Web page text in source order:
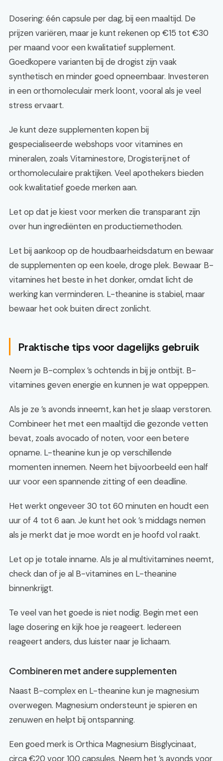
Dosering: één capsule per dag, bij een maaltijd. De
prijzen variëren, maar je kunt rekenen op €15 tot €30
per maand voor een kwalitatief supplement.
Goedkopere varianten bij de drogist zijn vaak
synthetisch en minder goed opneembaar. Investeren
in een orthomoleculair merk loont, vooral als je veel
stress ervaart.
Je kunt deze supplementen kopen bij
gespecialiseerde webshops voor vitamines en
mineralen, zoals Vitaminestore, Drogisterij.net of
orthomoleculaire praktijken. Veel apothekers bieden
ook kwalitatief goede merken aan.
Let op dat je kiest voor merken die transparant zijn
over hun ingrediënten en productiemethoden.
Let bij aankoop op de houdbaarheidsdatum en bewaar
de supplementen op een koele, droge plek. Bewaar B-
vitamines het beste in het donker, omdat licht de
werking kan verminderen. L-theanine is stabiel, maar
bewaar het ook buiten direct zonlicht.
Praktische tips voor dagelijks gebruik
Neem je B-complex ’s ochtends in bij je ontbijt. B-
vitamines geven energie en kunnen je wat oppeppen.
Als je ze ’s avonds inneemt, kan het je slaap verstoren.
Combineer het met een maaltijd die gezonde vetten
bevat, zoals avocado of noten, voor een betere
opname. L-theanine kun je op verschillende
momenten innemen. Neem het bijvoorbeeld een half
uur voor een spannende zitting of een deadline.
Het werkt ongeveer 30 tot 60 minuten en houdt een
uur of 4 tot 6 aan. Je kunt het ook ’s middags nemen
als je merkt dat je moe wordt en je hoofd vol raakt.
Let op je totale inname. Als je al multivitamines neemt,
check dan of je al B-vitamines en L-theanine
binnenkrijgt.
Te veel van het goede is niet nodig. Begin met een
lage dosering en kijk hoe je reageert. Iedereen
reageert anders, dus luister naar je lichaam.
Combineren met andere supplementen
Naast B-complex en L-theanine kun je magnesium
overwegen. Magnesium ondersteunt je spieren en
zenuwen en helpt bij ontspanning.
Een goed merk is Orthica Magnesium Bisglycinaat,
circa €20 voor 100 capsules. Neem het ’s avonds voor